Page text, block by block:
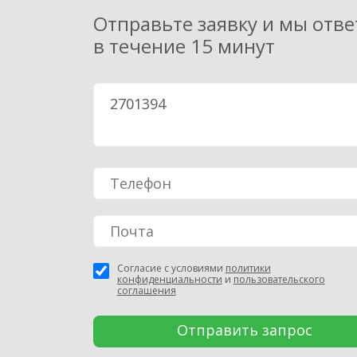
Отправьте заявку и мы
в течение 15 минут
Согласие с условиями политики
конфиденциальности и пользовательского
соглашения